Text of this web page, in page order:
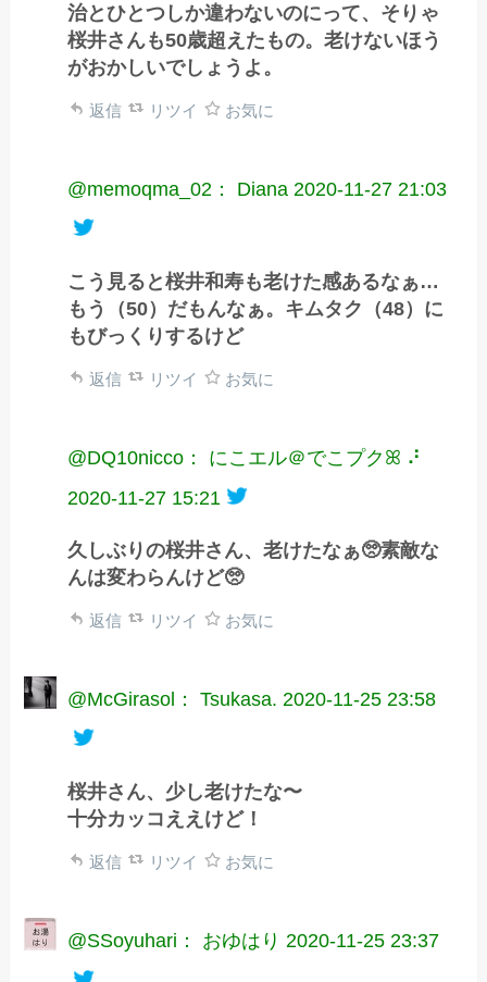
治とひとつしか違わないのにって、そりゃ
桜井さんも50歳超えたもの。老けないほう
がおかしいでしょうよ。
返信 リツイ お気に
@memoqma_02： Diana 2020-11-27 21:03
こう見ると桜井和寿も老けた感あるなぁ…
もう（50）だもんなぁ。キムタク（48）に
もびっくりするけど
返信 リツイ お気に
@DQ10nicco： にこエル‎＠でこプクꕤ ⠜
2020-11-27 15:21
久しぶりの桜井さん、老けたなぁ🥺素敵な
んは変わらんけど🥺
返信 リツイ お気に
@McGirasol： Tsukasa. 2020-11-25 23:58
桜井さん、少し老けたな〜
十分カッコええけど！
返信 リツイ お気に
@SSoyuhari： おゆはり 2020-11-25 23:37